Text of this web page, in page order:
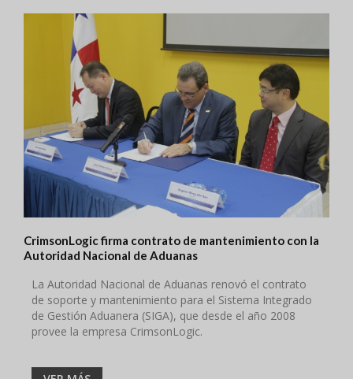
CrimsonLogic firma contrato de mantenimiento con la
Autoridad Nacional de Aduanas
La Autoridad Nacional de Aduanas renovó el contrato
de soporte y mantenimiento para el Sistema Integrado
de Gestión Aduanera (SIGA), que desde el año 2008
provee la empresa CrimsonLogic.